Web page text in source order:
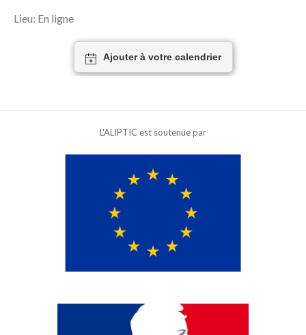
Lieu: En ligne
Ajouter à votre calendrier
L'ALIPTIC est soutenue par